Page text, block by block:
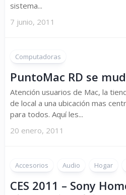
sistema...
7 junio, 2011
Computadoras
PuntoMac RD se
Atención usuarios de Mac, la
de local a una ubicación mas
para todos. Aquí les...
20 enero, 2011
Accesorios Audio Hogar
CES 2011 – Sony